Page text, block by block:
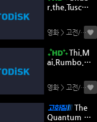
r.the.Tusca
카나의 태양
아래)_로맨영화 > 고전/명작
Thi.M
ai.Rumbo.
(티 마이_베
트남으로) 영화 > 고전/명작
The
Quantum Te